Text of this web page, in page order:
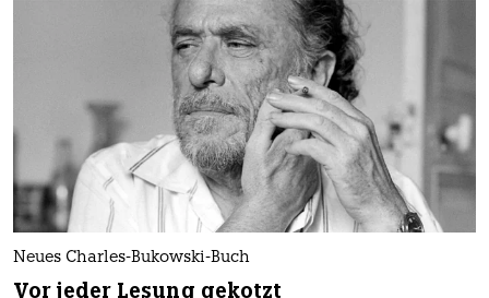
Neues Charles-Bukowski-Buch
Vor jeder Lesung gekotzt